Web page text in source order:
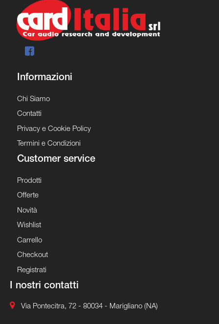
Informazioni
Chi Siamo
Contatti
Privacy e Cookie Policy
Termini e Condizioni
Customer service
Prodotti
Offerte
Novità
Wishlist
Carrello
Checkout
Registrati
I nostri contatti
Via Pontecitra, 72 - 80034 - Marigliano (NA)